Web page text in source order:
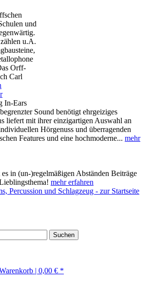
und
u.A.
Orff-
Carl
In-Ears
Sound benötigt ehrgeiziges
liefert mit ihrer einzigartigen Auswahl an
Hörgenuss und überragenden
Features und eine hochmoderne... mehr
in (un-)regelmäßigen Abständen Beiträge
mehr erfahren
Suchen
| 0,00 € *